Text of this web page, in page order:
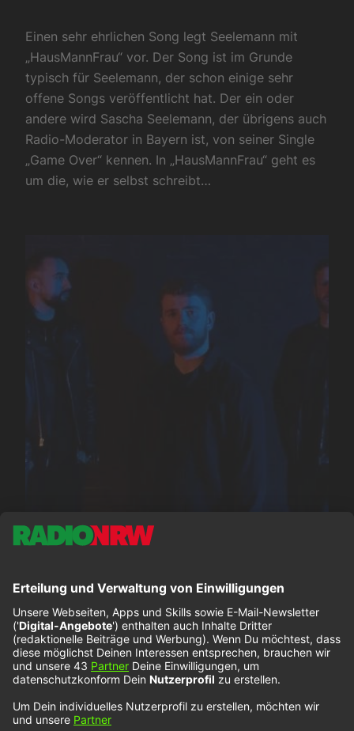
Einen sehr ehrlichen Song legt Seelemann mit
„HausMannFrau“ vor. Der Song ist im Grunde
typisch für Seelemann, der schon einige sehr
offene Songs veröffentlicht hat. Der ein oder
andere wird Sascha Seelemann, der übrigens auch
Radio-Moderator in Bayern ist, von seiner Single
„Game Over“ kennen. In „HausMannFrau“ geht es
um die, wie er selbst schreibt…
Rofi James – Berlin
Wall
„Berlin Wall“ dabei. Die Band aus dem irischen